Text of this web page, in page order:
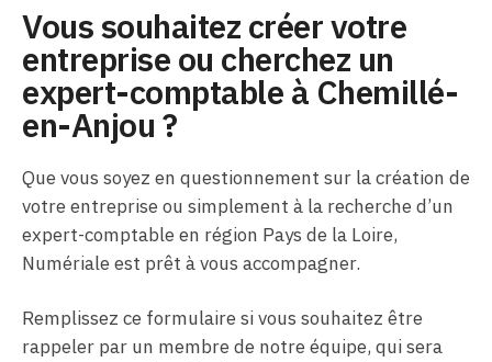
Vous souhaitez créer votre
entreprise ou cherchez un
expert-comptable à Chemillé-
en-Anjou ?
Que vous soyez en questionnement sur la création de
votre entreprise ou simplement à la recherche d’un
expert-comptable en région Pays de la Loire,
Numériale est prêt à vous accompagner.
Remplissez ce formulaire si vous souhaitez être
rappeler par un membre de notre équipe, qui sera